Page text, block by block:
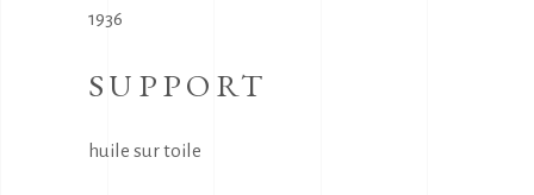
1936
SUPPORT
huile sur toile